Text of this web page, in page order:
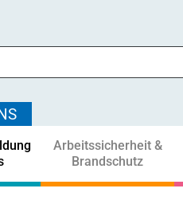
Arbeitssicherheit &
Brandschutz